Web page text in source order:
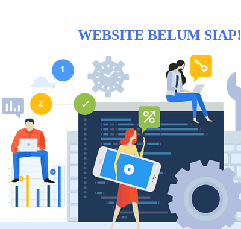
WEBSITE BELUM SIAP!